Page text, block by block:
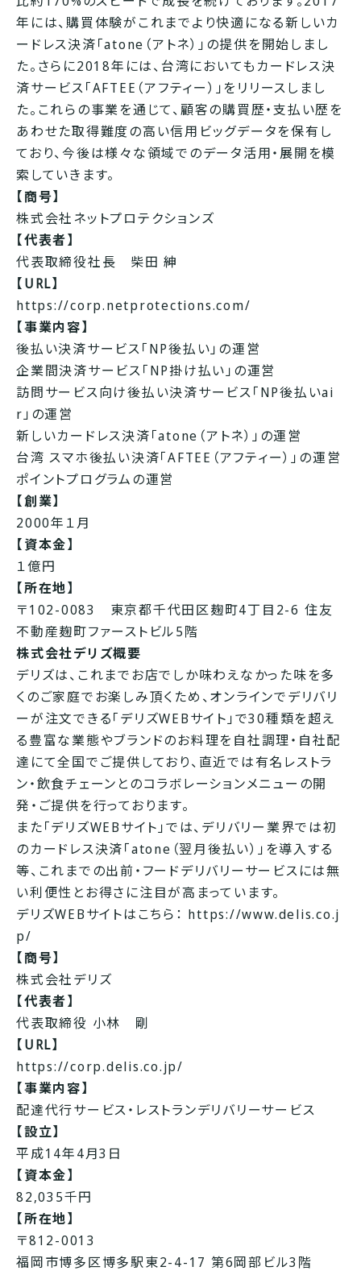
年には、購買体験がこれまでより快適になる新しいカ
ードレス決済「atone（アトネ）」の提供を開始しまし
た。さらに2018年には、台湾においてもカードレス決
済サービス「AFTEE（アフティー）」をリリースしまし
た。これらの事業を通じて、顧客の購買歴・支払い歴を
あわせた取得難度の高い信用ビッグデータを保有し
ており、今後は様々な領域でのデータ活用・展開を模
索していきます。
【商号】
株式会社ネットプロテクションズ
【代表者】
代表取締役社長 柴田 紳
【URL】
https://corp.netprotections.com/
【事業内容】
後払い決済サービス「NP後払い」の運営
企業間決済サービス「NP掛け払い」の運営
訪問サービス向け後払い決済サービス「NP後払いai
r」の運営
新しいカードレス決済「atone（アトネ）」の運営
台湾 スマホ後払い決済「AFTEE（アフティー）」の運営
ポイントプログラムの運営
【創業】
2000年１月
【資本金】
１億円
【所在地】
〒102-0083 東京都千代田区麹町4丁目2-6 住友
不動産麹町ファーストビル5階
株式会社デリズ概要
デリズは、これまでお店でしか味わえなかった味を多
くのご家庭でお楽しみ頂くため、オンラインでデリバリ
ーが注文できる「デリズWEBサイト」で30種類を超え
る豊富な業態やブランドのお料理を自社調理・自社配
達にて全国でご提供しており、直近では有名レストラ
ン・飲食チェーンとのコラボレーションメニューの開
発・ご提供を行っております。
また「デリズWEBサイト」では、デリバリー業界では初
のカードレス決済「atone（翌月後払い）」を導入する
等、これまでの出前・フードデリバリーサービスには無
い利便性とお得さに注目が高まっています。
デリズWEBサイトはこちら： https://www.delis.co.j
p/
【商号】
株式会社デリズ
【代表者】
代表取締役 小林 剛
【URL】
https://corp.delis.co.jp/
【事業内容】
配達代行サービス・レストランデリバリーサービス
【設立】
平成14年4月3日
【資本金】
82,035千円
【所在地】
〒812-0013
福岡市博多区博多駅東2-4-17 第6岡部ビル3階